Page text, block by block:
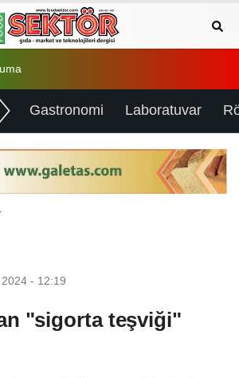
Gastronomi Laboratuvar
- 12:19
"sigorta teşviği"